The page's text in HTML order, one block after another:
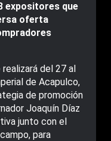
expositores que
oferta
del 27 al
de Acapulco,
de promoción
Joaquín Díaz
junto con el
para